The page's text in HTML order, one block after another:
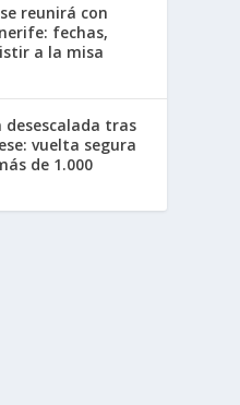
reunirá con
fechas,
a la misa
desescalada tras
vuelta segura
de 1.000